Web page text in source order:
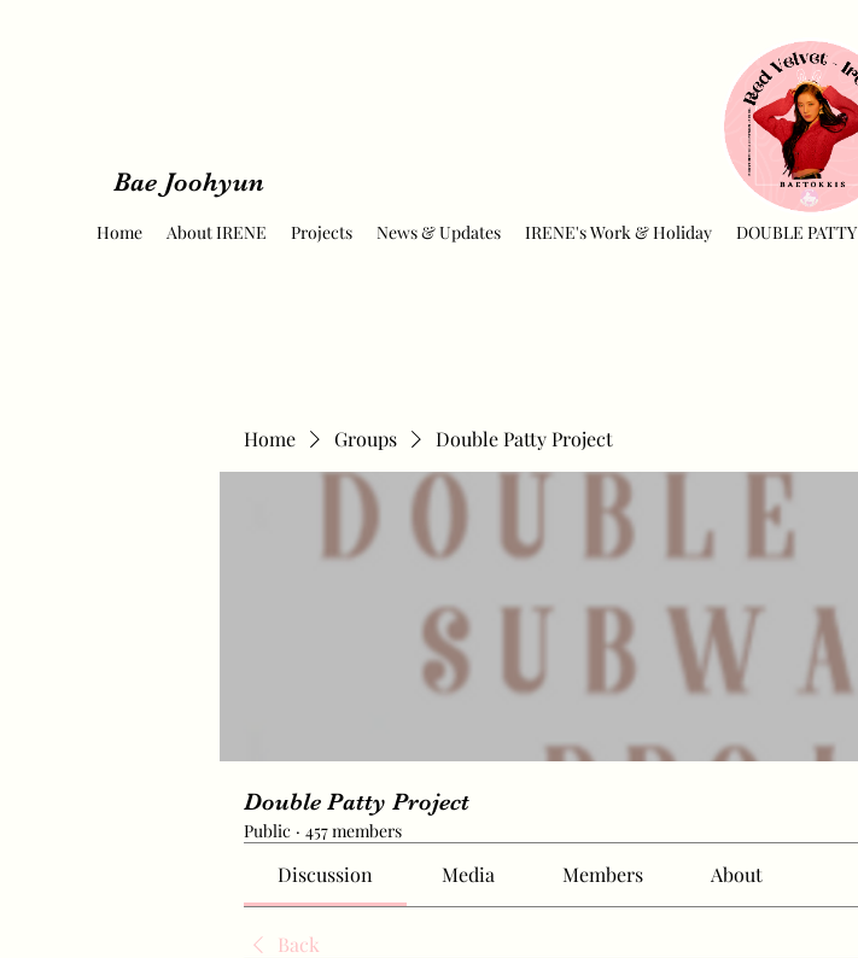
Bae Joohyun
Home About IRENE Projects News & Updates IRENE's Work & Holiday DOUBLE PATTY
Home Groups Double Patty Project
Double Patty Project
Public · 457 members
Discussion Media Members About
Back